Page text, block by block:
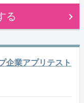
る
企業アプリテスト